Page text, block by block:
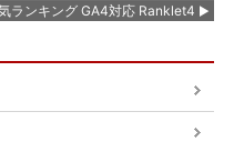
ランキング GA4対応 Ranklet4